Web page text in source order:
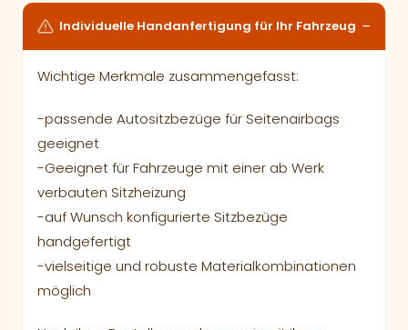
Individuelle Handanfertigung für Ihr Fahrzeug
Wichtige Merkmale zusammengefasst:
-passende Autositzbezüge für Seitenairbags
geeignet
-Geeignet für Fahrzeuge mit einer ab Werk
verbauten Sitzheizung
-auf Wunsch konfigurierte Sitzbezüge
handgefertigt
-vielseitige und robuste Materialkombinationen
möglich